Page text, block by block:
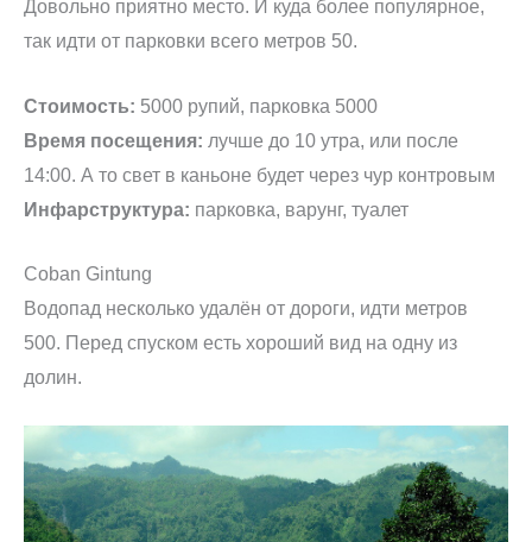
Довольно приятно место. И куда более популярное,
так идти от парковки всего метров 50.
Стоимость: 5000 рупий, парковка 5000
Время посещения: лучше до 10 утра, или после
14:00. А то свет в каньоне будет через чур контровым
Инфарструктура: парковка, варунг, туалет
Coban Gintung
Водопад несколько удалён от дороги, идти метров
500. Перед спуском есть хороший вид на одну из
долин.